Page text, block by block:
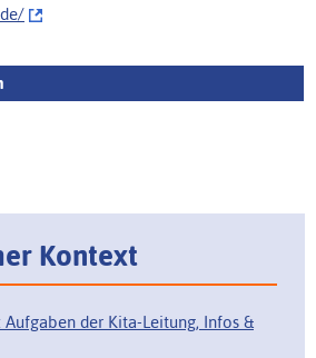
Kontext
Aufgaben der Kita-Leitung, Infos &